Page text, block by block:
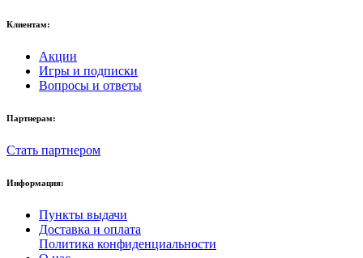
Клиентам:
Акции
Игры и подписки
Вопросы и ответы
Партнерам:
Стать партнером
Информация:
Пункты выдачи
Доставка и оплата
Политика конфиденциальности